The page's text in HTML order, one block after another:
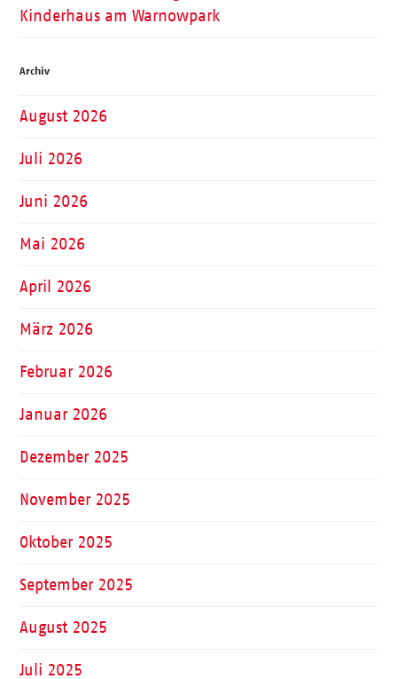
Kinderhaus am Warnowpark
Archiv
August 2026
Juli 2026
Juni 2026
Mai 2026
April 2026
März 2026
Februar 2026
Januar 2026
Dezember 2025
November 2025
Oktober 2025
September 2025
August 2025
Juli 2025